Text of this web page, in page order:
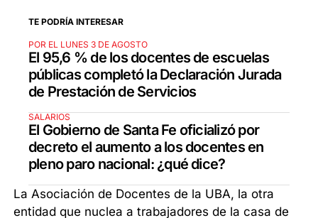
TE PODRÍA INTERESAR
POR EL LUNES 3 DE AGOSTO
El 95,6 % de los docentes de escuelas
públicas completó la Declaración Jurada
de Prestación de Servicios
SALARIOS
El Gobierno de Santa Fe oficializó por
decreto el aumento a los docentes en
pleno paro nacional: ¿qué dice?
La Asociación de Docentes de la UBA, la otra
entidad que nuclea a trabajadores de la casa de